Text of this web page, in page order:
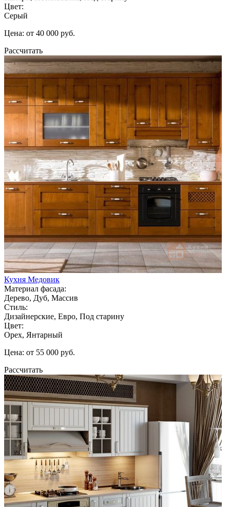
Цвет:
Серый
Цена: от 40 000 руб.
Рассчитать
Кухня Медовик
Материал фасада:
Дерево, Дуб, Массив
Стиль:
Дизайнерские, Евро, Под старину
Цвет:
Орех, Янтарный
Цена: от 55 000 руб.
Рассчитать